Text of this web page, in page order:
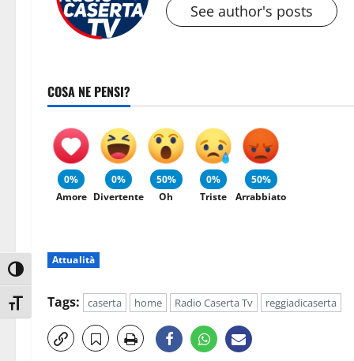
Attiva/disattiva alto contrasto
Attiva/disattiva dimensione testo
See author's posts
COSA NE PENSI?
0%
Amore
0%
Divertente
50%
Oh
0%
Triste
50%
Arrabbiato
Attualità
Tags: caserta home Radio Caserta Tv reggiadicaserta